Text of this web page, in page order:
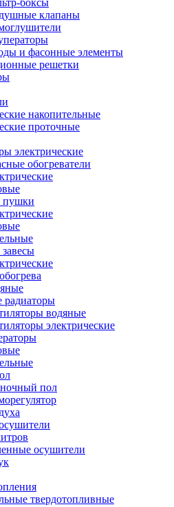
боксы
клапаны
и фасонные элементы
решетки
накопительные
проточные
электрические
обогреватели
пушки
радиаторы
водяные
электрические
пол
осушители
твердотопливные